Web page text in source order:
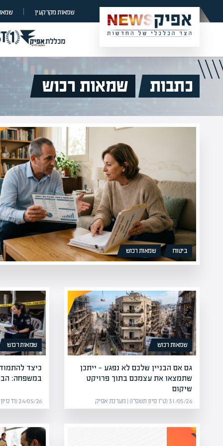
שמאות מקרקעין
כתבות שמאות רכוש
ביטוח שמאות רכוש
שמאות רכוש
גם אם הבניין שלכם לא נפגע — ייתכן
שתמצאו את עצמכם בתוך פרויקט
שיקום
31/05/26 (ט״ו סיון תשפ״ו) | מערכת אפיק
שמאות רכוש
כיצד
במשפחה:
24/05/26 (ח׳ סיון תשפ״ו) | מערכת אפיק